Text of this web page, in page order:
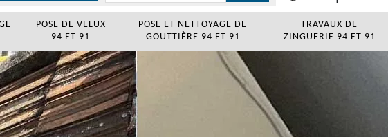
POSE DE VELUX
94 ET 91
POSE ET NETTOYAGE DE
GOUTTIÈRE 94 ET 91
TRAVAUX DE
ZINGUERIE 94 ET 91